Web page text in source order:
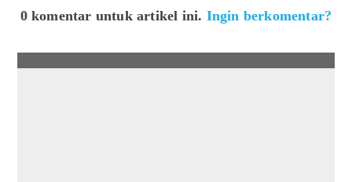
0 komentar untuk artikel ini. Ingin berkomentar?